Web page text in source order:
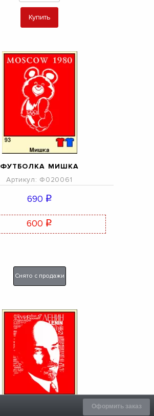
Купить
ФУТБОЛКА МИШКА
Артикул: Ф020061
690 q
600 q
Снято с продажи
Оформить заказ